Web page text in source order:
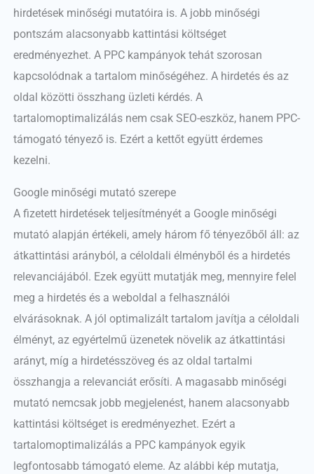
hirdetések minőségi mutatóira is. A jobb minőségi
pontszám alacsonyabb kattintási költséget
eredményezhet. A PPC kampányok tehát szorosan
kapcsolódnak a tartalom minőségéhez. A hirdetés és az
oldal közötti összhang üzleti kérdés. A
tartalomoptimalizálás nem csak SEO-eszköz, hanem PPC-
támogató tényező is. Ezért a kettőt együtt érdemes
kezelni.
Google minőségi mutató szerepe
A fizetett hirdetések teljesítményét a Google minőségi
mutató alapján értékeli, amely három fő tényezőből áll: az
átkattintási arányból, a céloldali élményből és a hirdetés
relevanciájából. Ezek együtt mutatják meg, mennyire felel
meg a hirdetés és a weboldal a felhasználói
elvárásoknak. A jól optimalizált tartalom javítja a céloldali
élményt, az egyértelmű üzenetek növelik az átkattintási
arányt, míg a hirdetésszöveg és az oldal tartalmi
összhangja a relevanciát erősíti. A magasabb minőségi
mutató nemcsak jobb megjelenést, hanem alacsonyabb
kattintási költséget is eredményezhet. Ezért a
tartalomoptimalizálás a PPC kampányok egyik
legfontosabb támogató eleme. Az alábbi kép mutatja,